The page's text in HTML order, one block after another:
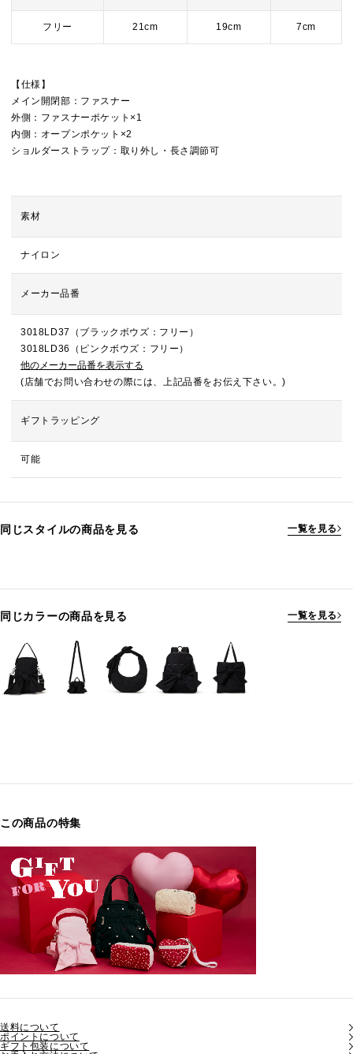
フリー 21cm 19cm 7cm
【仕様】
メイン開閉部：ファスナー
外側：ファスナーポケット×1
内側：オープンポケット×2
ショルダーストラップ：取り外し・長さ調節可
素材
ナイロン
メーカー品番
3018LD37（ブラックボウズ：フリー）
3018LD36（ピンクボウズ：フリー）
他のメーカー品番を表示する
(店舗でお問い合わせの際には、上記品番をお伝え下さい。)
ギフトラッピング
可能
同じスタイルの商品を見る 一覧を見る
同じカラーの商品を見る 一覧を見る
この商品の特集
送料について
ポイントについて
ギフト包装について